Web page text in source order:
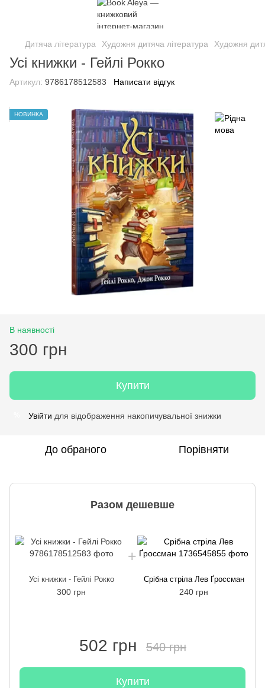
Дитяча література Художня дитяча література Художня
Усі книжки - Гейлі Рокко
Артикул: 9786178512583 Написати відгук
НОВИНКА
В наявності
300 грн
Купити
Увійти для відображення накопичувальної знижки
До обраного Порівняти
Разом дешевше
Усі книжки - Гейлі Рокко
300 грн
Срібна стріла Лев Ґроссман
240 грн
502 грн 540 грн
Купити